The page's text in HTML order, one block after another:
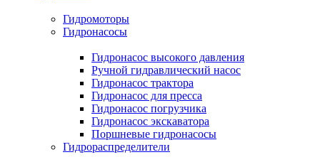
Гидромоторы
Гидронасосы
Гидронасос высокого давления
Ручной гидравлический насос
Гидронасос трактора
Гидронасос для пресса
Гидронасос погрузчика
Гидронасос экскаватора
Поршневые гидронасосы
Гидрораспределители